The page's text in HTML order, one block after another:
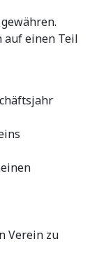
auf einen Teil
Verein zu